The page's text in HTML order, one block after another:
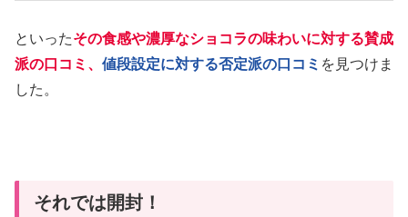
といったその食感や濃厚なショコラの味わいに対する賛成
派の口コミ、 値段設定に対する否定派の口コミ を見つけま
した。
それでは開封！